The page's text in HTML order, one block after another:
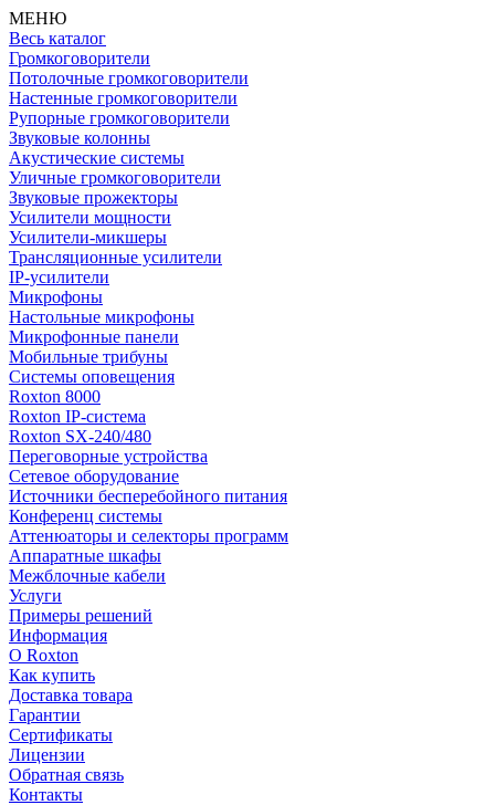
МЕНЮ
Весь каталог
Громкоговорители
Потолочные громкоговорители
Настенные громкоговорители
Рупорные громкоговорители
Звуковые колонны
Акустические системы
Уличные громкоговорители
Звуковые прожекторы
Усилители мощности
Усилители-микшеры
Трансляционные усилители
IP-усилители
Микрофоны
Настольные микрофоны
Микрофонные панели
Мобильные трибуны
Системы оповещения
Roxton 8000
Roxton IP-система
Roxton SX-240/480
Переговорные устройства
Сетевое оборудование
Источники бесперебойного питания
Конференц системы
Аттенюаторы и селекторы программ
Аппаратные шкафы
Межблочные кабели
Услуги
Примеры решений
Информация
О Roxton
Как купить
Доставка товара
Гарантии
Сертификаты
Лицензии
Обратная связь
Контакты